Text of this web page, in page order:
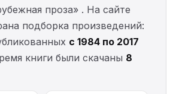
проза» . На сайте
подборка произведений:
с 1984 по 2017
книги были скачаны 8